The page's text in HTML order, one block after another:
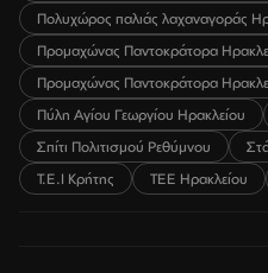
Πολυχώρος παλιάς λαχαναγοράς
Προμαχώνας Παντοκράτορα
Προμαχώνας Παντοκράτορα
Πύλη Αγίου Γεωργίου Ηρακλείου
Σπίτι Πολιτισμού Ρεθύμνου
Τ.Ε.Ι Κρήτης
ΤΕΕ Ηρακλείου